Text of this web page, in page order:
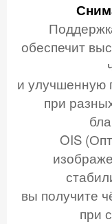
обеспечит
и улучшенную
при
OIS
вы получите
при